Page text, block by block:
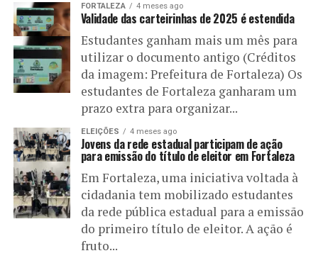
FORTALEZA 4 meses ago
Validade das carteirinhas de 2025 é estendida
Estudantes ganham mais um mês para
utilizar o documento antigo (Créditos
da imagem: Prefeitura de Fortaleza) Os
estudantes de Fortaleza ganharam um
prazo extra para organizar...
ELEIÇÕES 4 meses ago
Jovens da rede estadual participam de ação
para emissão do título de eleitor em Fortaleza
Em Fortaleza, uma iniciativa voltada à
cidadania tem mobilizado estudantes
da rede pública estadual para a emissão
do primeiro título de eleitor. A ação é
fruto...